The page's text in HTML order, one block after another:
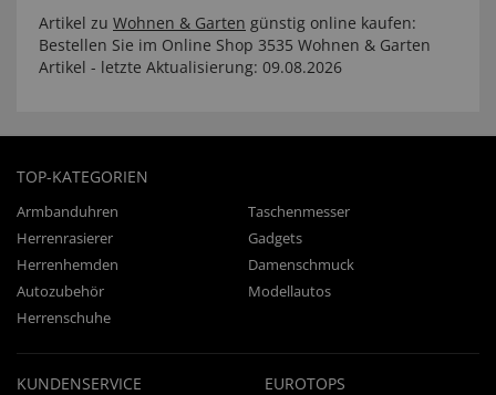
Artikel zu Wohnen & Garten günstig online kaufen:
Bestellen Sie im Online Shop 3535 Wohnen & Garten
Artikel - letzte Aktualisierung: 09.08.2026
TOP-KATEGORIEN
Armbanduhren
Taschenmesser
Herrenrasierer
Gadgets
Herrenhemden
Damenschmuck
Autozubehör
Modellautos
Herrenschuhe
KUNDENSERVICE EUROTOPS